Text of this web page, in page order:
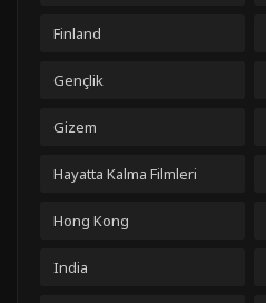
Finland
Gençlik
Gizem
Hayatta Kalma Filmleri
Hong Kong
India